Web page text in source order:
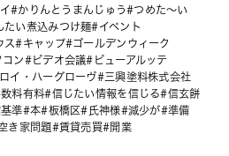
かりんとうまんじゅう
つめた～い
たい煮込みつけ麺
イベント
ス キャップ
ゴールデンウィーク
コン ビデオ会議
ビューアルッテ
ロイ・ハーグローヴ
三興塗料株式会社
料有料 信じたい情報を信じる
信玄餅
基準 本 板橋区 氏神様 減少が
準備
き家問題 賃貸売買
開業